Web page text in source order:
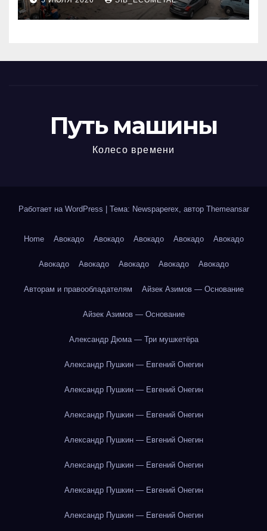
МКАД
Путь машины
Колесо времени
Работает на WordPress Тема: Newspaperex, автор Themeansar
Home Авокадо Авокадо Авокадо Авокадо Авокадо
Авокадо Авокадо Авокадо Авокадо Авокадо
Авторам и правообладателям Айзек Азимов — Основание
Айзек Азимов — Основание
Александр Дюма — Три мушкетёра
Александр Пушкин — Евгений Онегин
Александр Пушкин — Евгений Онегин
Александр Пушкин — Евгений Онегин
Александр Пушкин — Евгений Онегин
Александр Пушкин — Евгений Онегин
Александр Пушкин — Евгений Онегин
Александр Пушкин — Евгений Онегин